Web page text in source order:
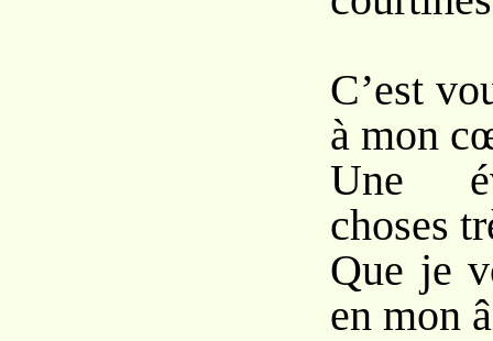
C’est
à mon
Une
choses
Que je
en mon